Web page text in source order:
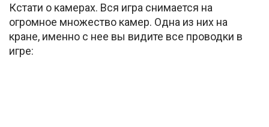
Кстати о камерах. Вся игра снимается на
огромное множество камер. Одна из них на
кране, именно с нее вы видите все проводки в
игре: